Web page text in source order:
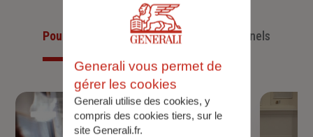
Pour les particuliersPour les professionnels
Generali vous permet de
gérer les cookies
Generali utilise des cookies, y
compris des cookies tiers, sur le
site Generali.fr.